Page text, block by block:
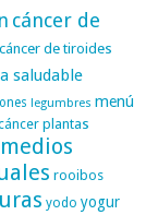
cáncer de
cáncer de tiroides
saludable
legumbres menú
plantas
rooibos
yodo yogur